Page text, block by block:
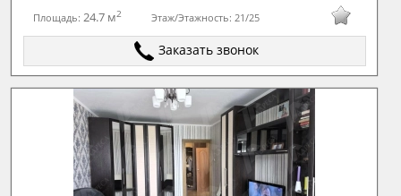
Площадь:24.7 м2 Этаж/Этажность: 21/25
Заказать звонок